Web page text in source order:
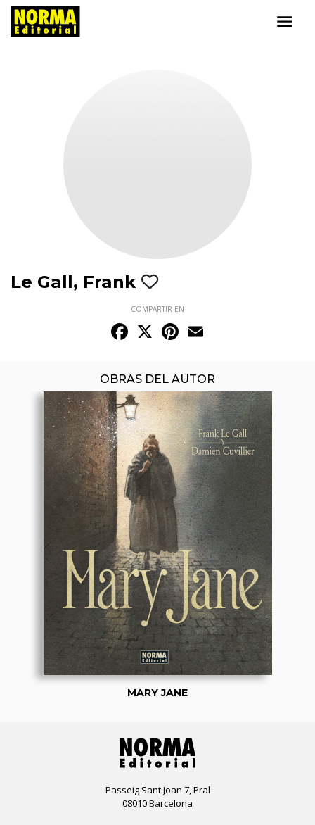
Le Gall, Frank
COMPARTIR EN
Facebook
X Pinterest
OBRAS DEL AUTOR
MARY JANE
Passeig Sant Joan 7, Pral
08010 Barcelona